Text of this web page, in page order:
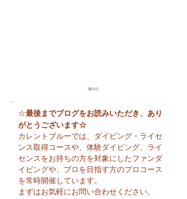
今日も暑い一日になり
そうですね☀️
☆最後までブログをお読みいただき、あり
がとうございます☆
カレントブルーでは、ダイビング・ライセ
ンス取得コースや、体験ダイビング、ライ
センスをお持ちの方を対象にしたファンダ
イビングや、プロを目指す方のプロコース
を常時開催しています。
まずはお気軽にお問い合わせください。